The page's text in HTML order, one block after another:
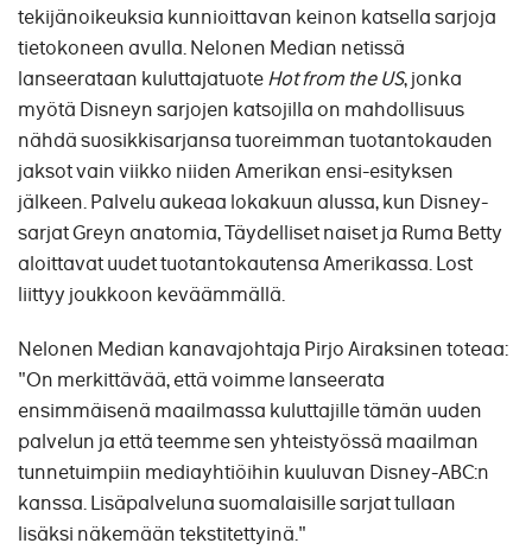
tekijänoikeuksia kunnioittavan keinon katsella sarjoja
tietokoneen avulla. Nelonen Median netissä
lanseerataan kuluttajatuoteHot from the US, jonka
myötä Disneyn sarjojen katsojilla on mahdollisuus
nähdä suosikkisarjansa tuoreimman tuotantokauden
jaksot vain viikko niiden Amerikan ensi-esityksen
jälkeen. Palvelu aukeaa lokakuun alussa, kun Disney-
sarjat Greyn anatomia, Täydelliset naiset ja Ruma Betty
aloittavat uudet tuotantokautensa Amerikassa. Lost
liittyy joukkoon keväämmällä.
Nelonen Median kanavajohtaja Pirjo Airaksinen toteaa:
"On merkittävää, että voimme lanseerata
ensimmäisenä maailmassa kuluttajille tämän uuden
palvelun ja että teemme sen yhteistyössä maailman
tunnetuimpiin mediayhtiöihin kuuluvan Disney-ABC:n
kanssa. Lisäpalveluna suomalaisille sarjat tullaan
lisäksi näkemään tekstitettyinä."